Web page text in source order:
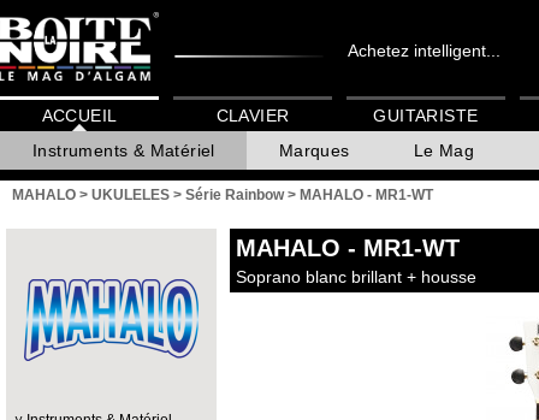
Achetez intelligent...
ACCUEIL
Instruments & Matériel
Marques Le Mag
CLAVIER GUITARISTE
MAHALO > UKULELES > Série Rainbow> MAHALO - MR1-WT
MAHALO - MR1-WT
Soprano blanc brillant + housse